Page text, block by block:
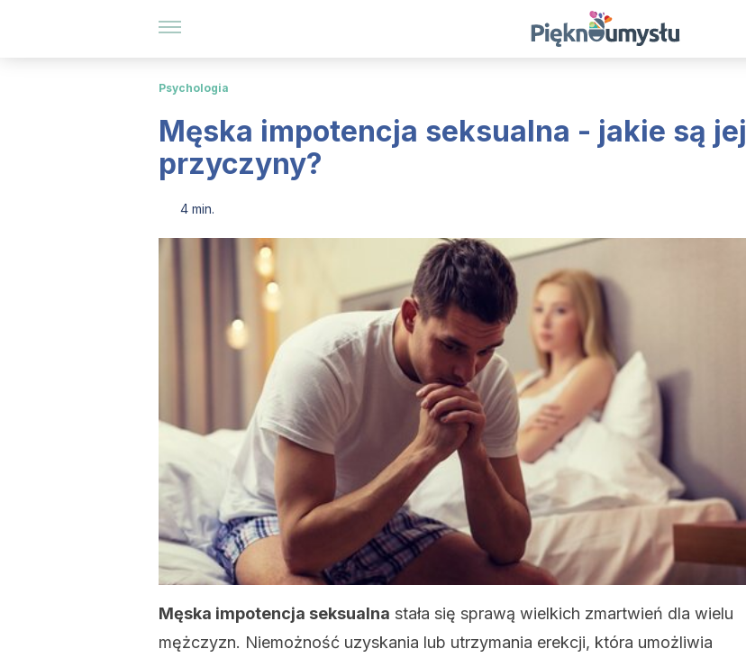
Psychologia
Męska impotencja seksualna - jakie są jej
przyczyny?
4 min.
Męska impotencja seksualna stała się sprawą wielkich zmartwień dla wielu
mężczyzn. Niemożność uzyskania lub utrzymania erekcji, która umożliwia